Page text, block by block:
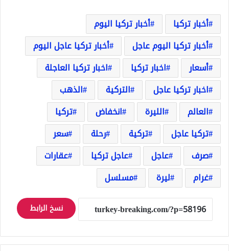
أخبار تركيا
أخبار تركيا اليوم
أخبار تركيا اليوم عاجل
أخبار تركيا عاجل اليوم
أسعار
اخبار تركيا
اخبار تركيا العاجلة
اخبار تركيا عاجل
التركية
الذهب
العالم
الليرة انخفاض
تركيا
تركيا عاجل
تركية رحلة
سعر
صرف
عاجل عاجل تركيا
عقارات
غرام
ليرة مسلسل
نسخ الرابط